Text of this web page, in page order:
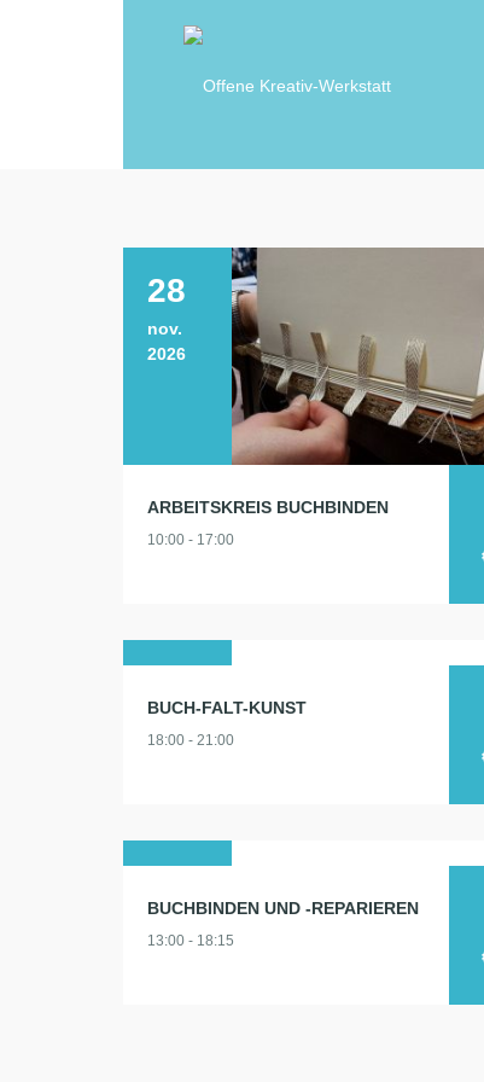
28
nov.
2026
ARBEITSKREIS BUCHBINDEN
10:00 - 17:00
2026
BUCH-FALT-KUNST
18:00 - 21:00
2026
BUCHBINDEN UND -REPARIEREN
13:00 - 18:15